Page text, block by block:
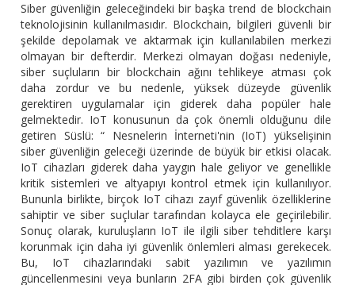
Siber güvenliğin geleceğindeki bir başka trend de blockchain
teknolojisinin kullanılmasıdır. Blockchain, bilgileri güvenli bir
şekilde depolamak ve aktarmak için kullanılabilen merkezi
olmayan bir defterdir. Merkezi olmayan doğası nedeniyle,
siber suçluların bir blockchain ağını tehlikeye atması çok
daha zordur ve bu nedenle, yüksek düzeyde güvenlik
gerektiren uygulamalar için giderek daha popüler hale
gelmektedir. IoT konusunun da çok önemli olduğunu dile
getiren Süslü: “ Nesnelerin İnterneti'nin (IoT) yükselişinin
siber güvenliğin geleceği üzerinde de büyük bir etkisi olacak.
IoT cihazları giderek daha yaygın hale geliyor ve genellikle
kritik sistemleri ve altyapıyı kontrol etmek için kullanılıyor.
Bununla birlikte, birçok IoT cihazı zayıf güvenlik özelliklerine
sahiptir ve siber suçlular tarafından kolayca ele geçirilebilir.
Sonuç olarak, kuruluşların IoT ile ilgili siber tehditlere karşı
korunmak için daha iyi güvenlik önlemleri alması gerekecek.
Bu, IoT cihazlarındaki sabit yazılımın ve yazılımın
güncellenmesini veya bunların 2FA gibi birden çok güvenlik